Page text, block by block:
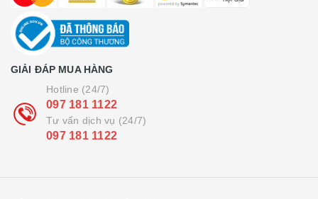
GIẢI ĐÁP MUA HÀNG
Hotline (24/7)
097 181 1122
Tư vấn dịch vụ (24/7)
097 181 1122